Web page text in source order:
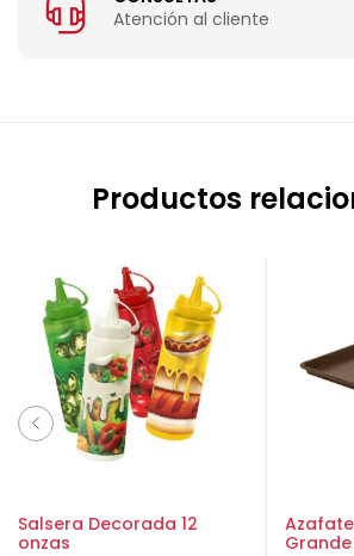
Atención al cliente
Productos
Salsera Decorada 12
onzas
Grande